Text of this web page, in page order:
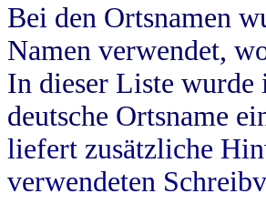
Bei den Ortsnamen
Namen verwendet,
In dieser Liste wurde
deutsche Ortsname
liefert zusätzliche
verwendeten